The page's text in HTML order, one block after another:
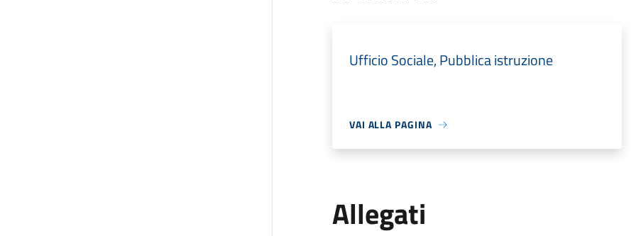
Ufficio Sociale, Pubblica istruzione
VAI ALLA PAGINA
Allegati